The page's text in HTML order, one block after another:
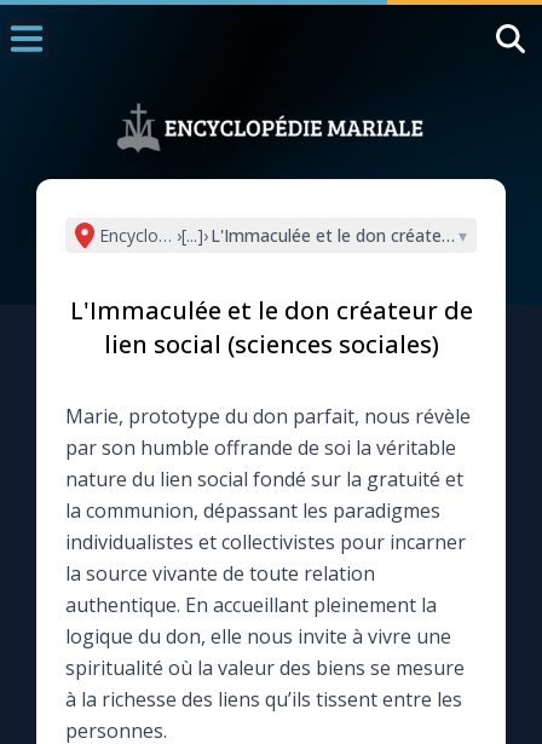
L'actualité de la semaine
La newsletter
La vidéo de la semaine
Le compte Tiktok
Le magazine
Encyclopédie mariale
›[...]›L'Immaculée et le don créateur de lien
▾
L'Immaculée et le don créateur de
lien social (sciences sociales)
Marie, prototype du don parfait, nous révèle
par son humble offrande de soi la véritable
nature du lien social fondé sur la gratuité et
la communion, dépassant les paradigmes
individualistes et collectivistes pour incarner
la source vivante de toute relation
authentique. En accueillant pleinement la
logique du don, elle nous invite à vivre une
spiritualité où la valeur des biens se mesure
à la richesse des liens qu’ils tissent entre les
personnes.